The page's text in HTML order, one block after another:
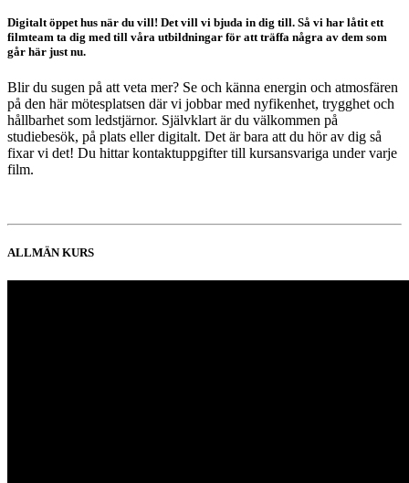
Digitalt öppet hus när du vill! Det vill vi bjuda in dig till. Så vi har låtit ett
filmteam ta dig med till våra utbildningar för att träffa några av dem som
går här just nu.
Blir du sugen på att veta mer? Se och känna energin och atmosfären
på den här mötesplatsen där vi jobbar med nyfikenhet, trygghet och
hållbarhet som ledstjärnor. Självklart är du välkommen på
studiebesök, på plats eller digitalt. Det är bara att du hör av dig så
fixar vi det! Du hittar kontaktuppgifter till kursansvariga under varje
film.
ALLMÄN KURS